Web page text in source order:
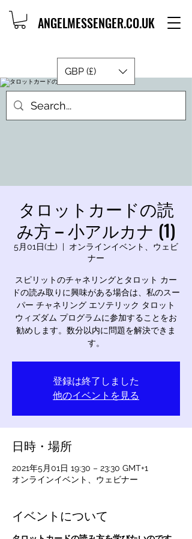
ANGELMESSENGER.CO.UK
GBP (£)
タロットカードの読
み方 – 小アルカナ (1)
5月01日(土)
  |
オンラインイベント、ウェビ
ナー
スピリットのチャネリングとタロット カー
ドの読み取りに興味がある場合は、私のスー
パー チャネリング エソテリック タロット
ウィズダム プログラムに参加することをお
勧めします。数分以内に問題を解決できま
す。
登録は終了しました
他のイベントを見る
日時・場所
2021年5月01日 19:30 – 23:30 GMT+1
オンラインイベント、ウェビナー
イベントについて